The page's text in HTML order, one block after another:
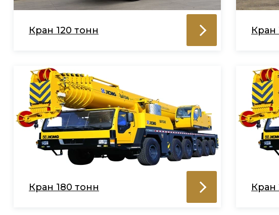
Кран 120 тонн Кран
Кран 180 тонн Кран